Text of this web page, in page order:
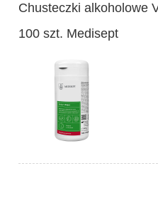
Chusteczki alkoholowe
100 szt. Medisept